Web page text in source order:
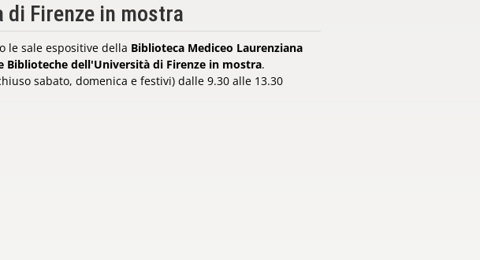
Firenze in mostra
le sale espositive della Biblioteca Mediceo Laurenziana
Biblioteche dell'Università di Firenze in mostra.
sabato, domenica e festivi) dalle 9.30 alle 13.30